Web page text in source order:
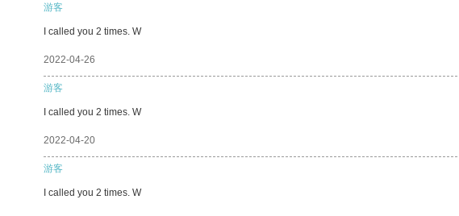
游客
I called you 2 times. W
2022-04-26
游客
I called you 2 times. W
2022-04-20
游客
I called you 2 times. W